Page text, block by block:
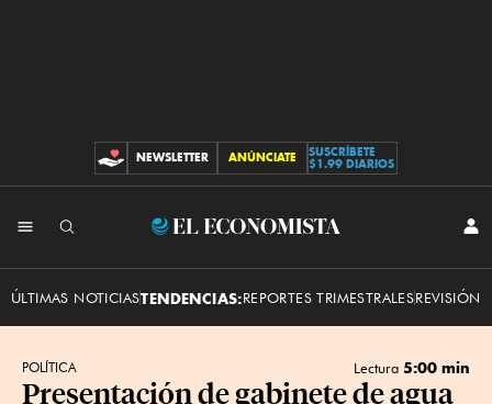
CONTRIBUCIONES
NEWSLETTER ANÚNCIATE
SUSCRÍBETE
$1.99 DIARIOS
El
ÚLTIMAS NOTICIASTENDENCIAS:REPORTES TRIMESTRALESREVISIÓN
POLÍTICA Lectura 5:00 min
Presentación de gabinete de agua